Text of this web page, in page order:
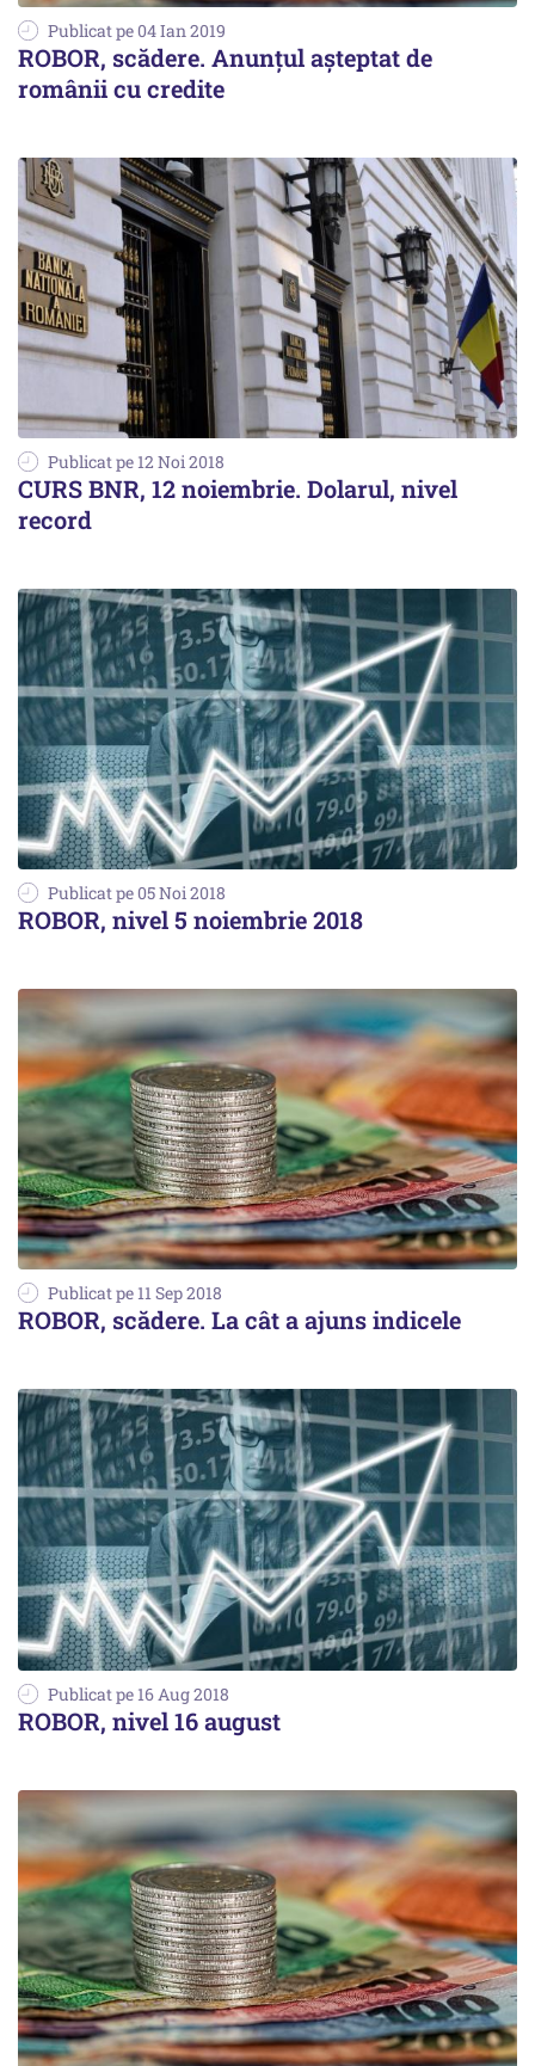
Publicat pe 04 Ian 2019
ROBOR, scădere. Anunţul aşteptat de
românii cu credite
Publicat pe 12 Noi 2018
CURS BNR, 12 noiembrie. Dolarul, nivel
record
Publicat pe 05 Noi 2018
ROBOR, nivel 5 noiembrie 2018
Publicat pe 11 Sep 2018
ROBOR, scădere. La cât a ajuns indicele
Publicat pe 16 Aug 2018
ROBOR, nivel 16 august